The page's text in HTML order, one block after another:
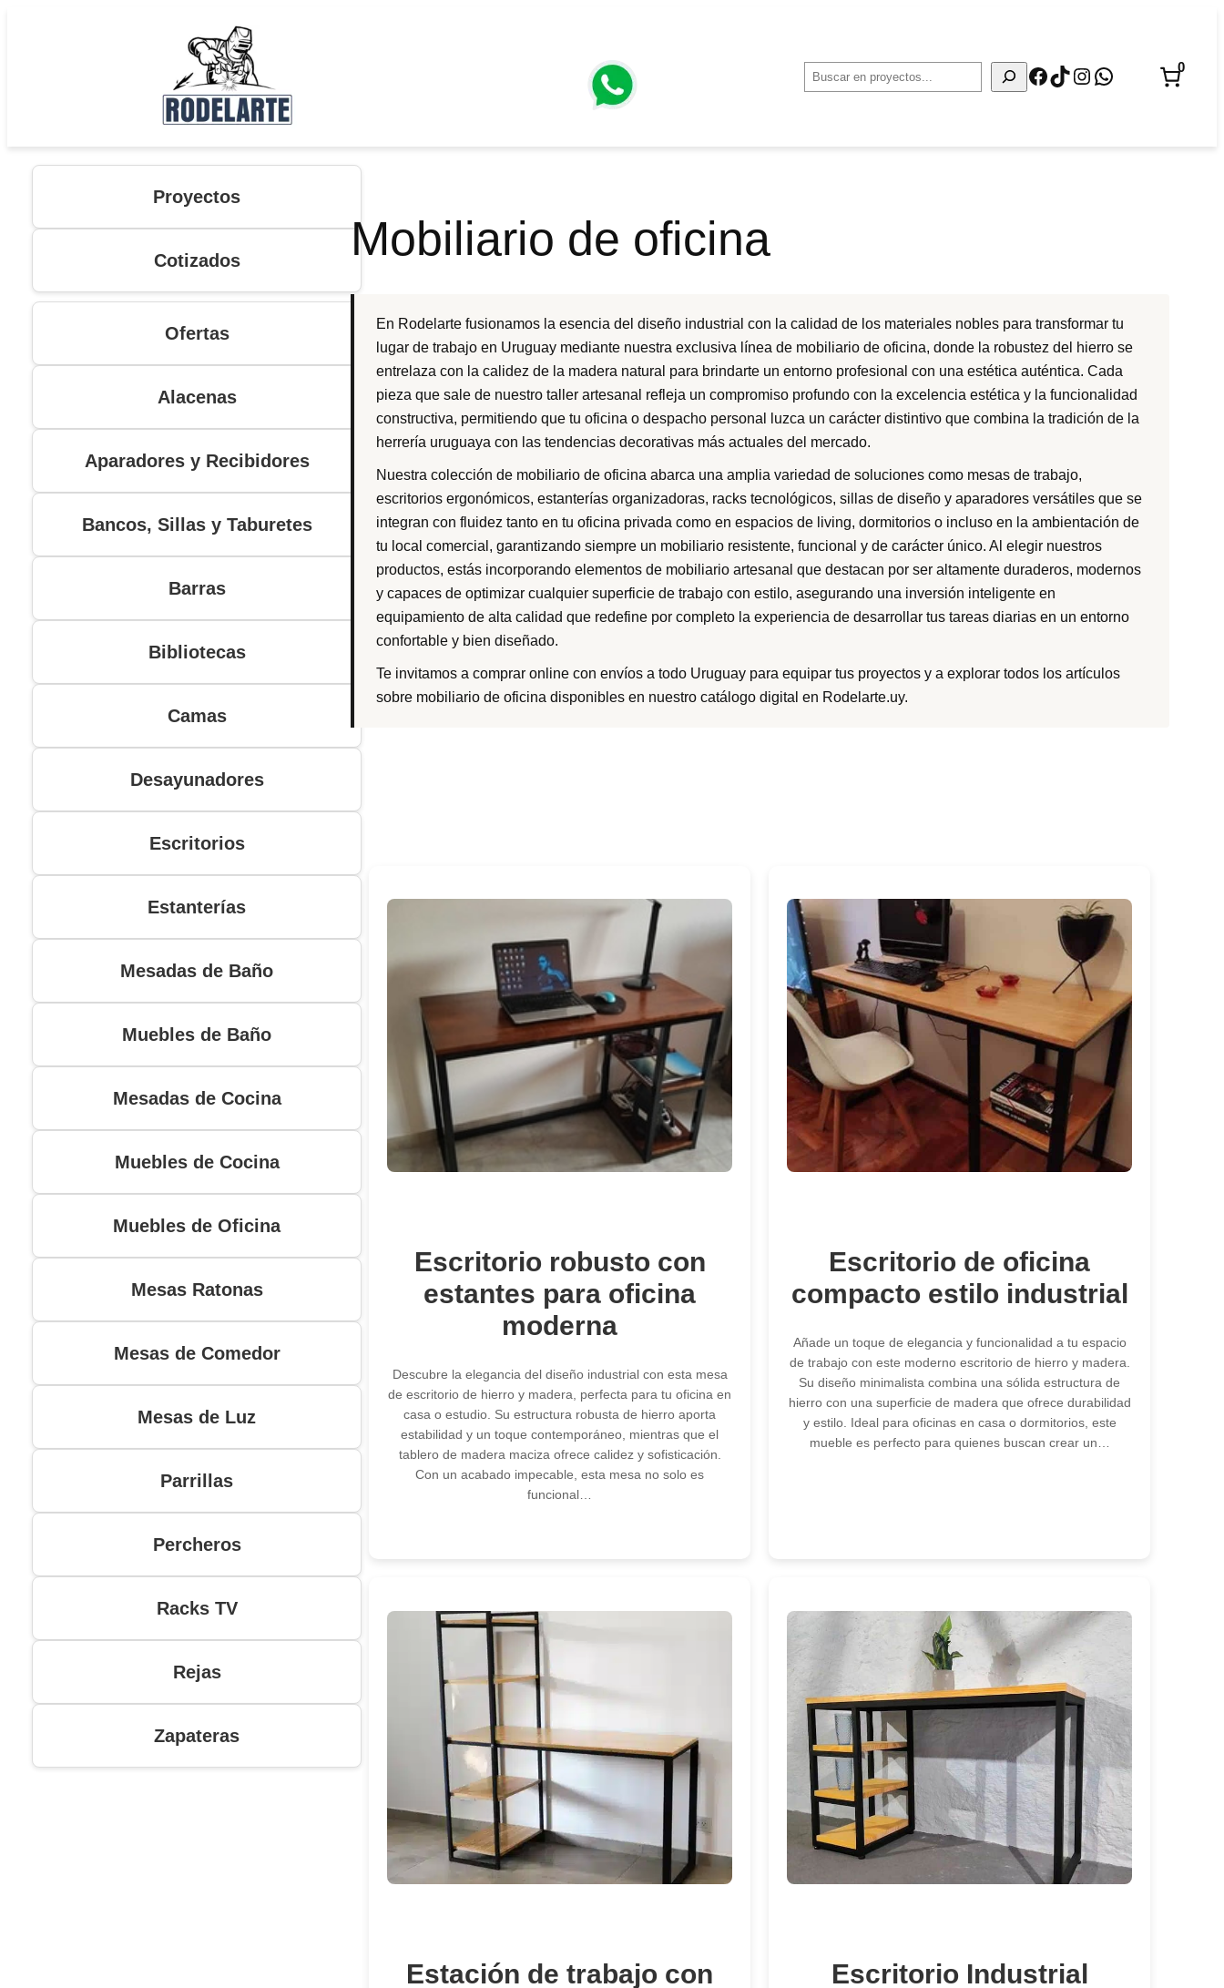
Facebook
TikTok
Instagram
WhatsApp
0
Proyectos
Cotizados
Ofertas
Alacenas
Aparadores y Recibidores
Bancos, Sillas y Taburetes
Barras
Bibliotecas
Camas
Desayunadores
Escritorios
Estanterías
Mesadas de Baño
Muebles de Baño
Mesadas de Cocina
Muebles de Cocina
Muebles de Oficina
Mesas Ratonas
Mesas de Comedor
Mesas de Luz
Parrillas
Percheros
Racks TV
Rejas
Zapateras
Mobiliario de oficina
En Rodelarte fusionamos la esencia del diseño industrial con la calidad de los materiales nobles para transformar tu
lugar de trabajo en Uruguay mediante nuestra exclusiva línea de mobiliario de oficina, donde la robustez del hierro se
entrelaza con la calidez de la madera natural para brindarte un entorno profesional con una estética auténtica. Cada
pieza que sale de nuestro taller artesanal refleja un compromiso profundo con la excelencia estética y la funcionalidad
constructiva, permitiendo que tu oficina o despacho personal luzca un carácter distintivo que combina la tradición de la
herrería uruguaya con las tendencias decorativas más actuales del mercado.
Nuestra colección de mobiliario de oficina abarca una amplia variedad de soluciones como mesas de trabajo,
escritorios ergonómicos, estanterías organizadoras, racks tecnológicos, sillas de diseño y aparadores versátiles que se
integran con fluidez tanto en tu oficina privada como en espacios de living, dormitorios o incluso en la ambientación de
tu local comercial, garantizando siempre un mobiliario resistente, funcional y de carácter único. Al elegir nuestros
productos, estás incorporando elementos de mobiliario artesanal que destacan por ser altamente duraderos, modernos
y capaces de optimizar cualquier superficie de trabajo con estilo, asegurando una inversión inteligente en
equipamiento de alta calidad que redefine por completo la experiencia de desarrollar tus tareas diarias en un entorno
confortable y bien diseñado.
Te invitamos a comprar online con envíos a todo Uruguay para equipar tus proyectos y a explorar todos los artículos
sobre mobiliario de oficina disponibles en nuestro catálogo digital en Rodelarte.uy.
Escritorio robusto con
estantes para oficina
moderna
Descubre la elegancia del diseño industrial con esta mesa
de escritorio de hierro y madera, perfecta para tu oficina en
casa o estudio. Su estructura robusta de hierro aporta
estabilidad y un toque contemporáneo, mientras que el
tablero de madera maciza ofrece calidez y sofisticación.
Con un acabado impecable, esta mesa no solo es
funcional…
Escritorio de oficina
compacto estilo industrial
Añade un toque de elegancia y funcionalidad a tu espacio
de trabajo con este moderno escritorio de hierro y madera.
Su diseño minimalista combina una sólida estructura de
hierro con una superficie de madera que ofrece durabilidad
y estilo. Ideal para oficinas en casa o dormitorios, este
mueble es perfecto para quienes buscan crear un…
Estación de trabajo con
Escritorio Industrial